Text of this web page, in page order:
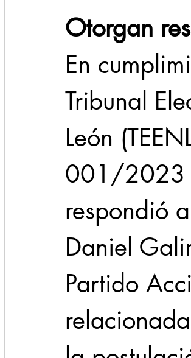
Otorgan
En
Tribunal
León
001/2023
respondió
Daniel
Partido